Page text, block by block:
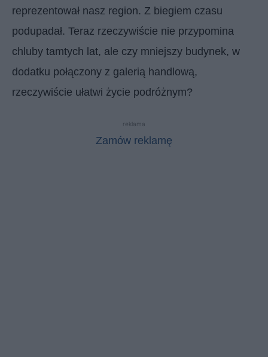
reprezentował nasz region. Z biegiem czasu
podupadał. Teraz rzeczywiście nie przypomina
chluby tamtych lat, ale czy mniejszy budynek, w
dodatku połączony z galerią handlową,
rzeczywiście ułatwi życie podróżnym?
reklama
Zamów reklamę